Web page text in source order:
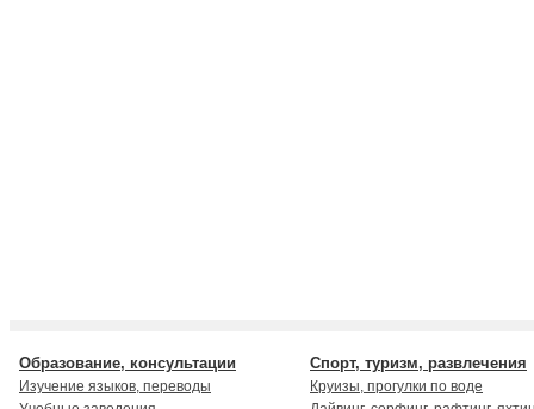
Спорт, туризм, развлечения
Круизы, прогулки по воде
Образование, консультации
Изучение языков, переводы